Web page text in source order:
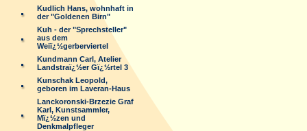
Kudlich Hans, wohnhaft in
der "Goldenen Birn"
Kuh - der "Sprechsteller"
aus dem
Weiï¿½gerberviertel
Kundmann Carl, Atelier
Landstraï¿½er Gï¿½rtel 3
Kunschak Leopold,
geboren im Laveran-Haus
Lanckoronski-Brzezie Graf
Karl, Kunstsammler,
Mï¿½zen und
Denkmalpfleger